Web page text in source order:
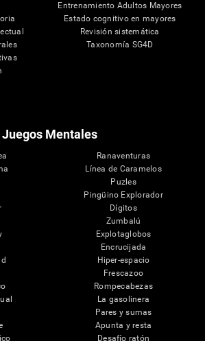
Entrenamiento Adultos Mayores
Estado cognitivo en mayores
Revisión sistemática
Taxonomía SG4D
Juegos Mentales
Ranaventuras
Línea de Caramelos
Puzles
Pingüino Explorador
Dígitos
Zumbalú
Explotaglobos
Encrucijada
Hiper-espacio
Frescazoo
Rompecabezas
La gasolinera
Pares y sumas
Apunta y resta
Desafío ratón